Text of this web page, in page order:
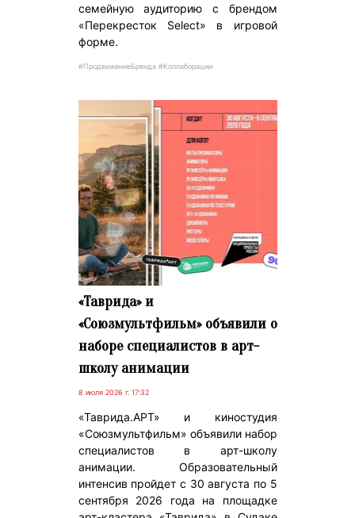
семейную аудиторию с брендом
«Перекресток Select» в игровой
форме.
#ПродвижениеБренда #Коллаборации
«Таврида» и
«Союзмультфильм» объявили о
наборе специалистов в арт-
школу анимации
8 июля 2026 г. 17:32
«Таврида.АРТ» и киностудия
«Союзмультфильм» объявили набор
специалистов в арт-школу
анимации. Образовательный
интенсив пройдет с 30 августа по 5
сентября 2026 года на площадке